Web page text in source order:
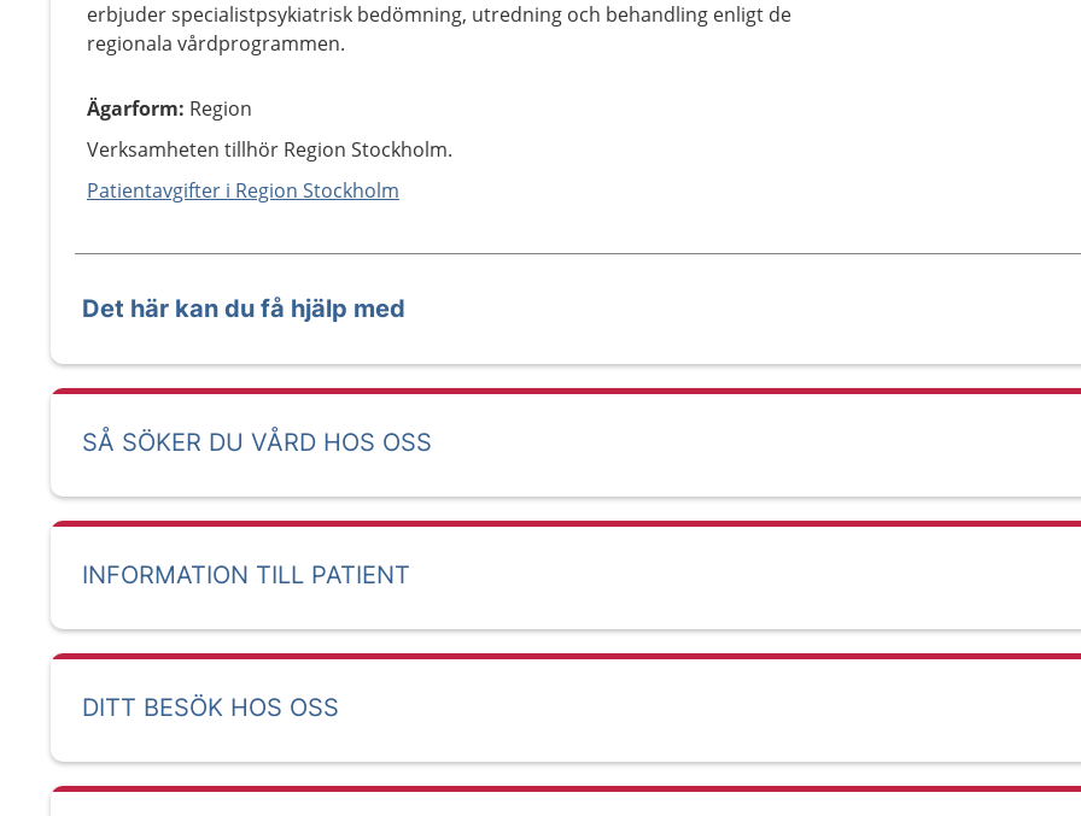
erbjuder specialistpsykiatrisk bedömning, utredning och behandling enligt de
regionala vårdprogrammen.
Ägarform: Region
Verksamheten tillhör Region Stockholm.
Patientavgifter i Region Stockholm
Det här kan du få hjälp med
SÅ SÖKER DU VÅRD HOS OSS
INFORMATION TILL PATIENT
DITT BESÖK HOS OSS